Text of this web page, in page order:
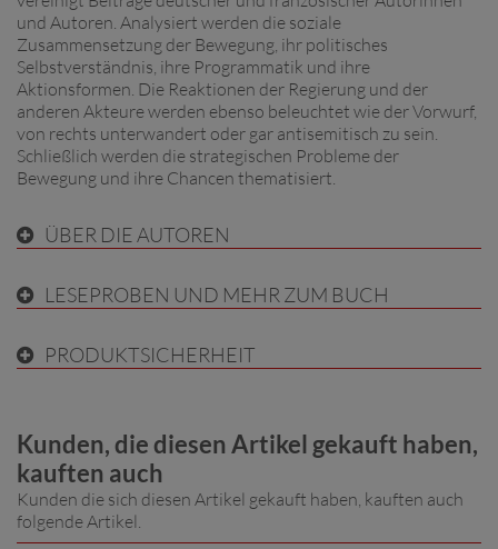
und Autoren. Analysiert werden die soziale
Zusammensetzung der Bewegung, ihr politisches
Selbstverständnis, ihre Programmatik und ihre
Aktionsformen. Die Reaktionen der Regierung und der
anderen Akteure werden ebenso beleuchtet wie der Vorwurf,
von rechts unterwandert oder gar antisemitisch zu sein.
Schließlich werden die strategischen Probleme der
Bewegung und ihre Chancen thematisiert.
ÜBER DIE AUTOREN
LESEPROBEN UND MEHR ZUM BUCH
PRODUKTSICHERHEIT
Kunden, die diesen Artikel gekauft haben,
kauften auch
Kunden die sich diesen Artikel gekauft haben, kauften auch
folgende Artikel.